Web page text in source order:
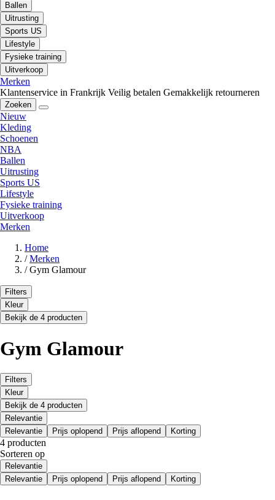
Ballen
Uitrusting
Sports US
Lifestyle
Fysieke training
Uitverkoop
Merken
Klantenservice in Frankrijk Veilig betalen Gemakkelijk retourneren
Zoeken
Nieuw
Kleding
Schoenen
NBA
Ballen
Uitrusting
Sports US
Lifestyle
Fysieke training
Uitverkoop
Merken
Home
/ Merken
/ Gym Glamour
Filters
Kleur
Bekijk de 4 producten
Gym Glamour
Filters
Kleur
Bekijk de 4 producten
Relevantie
Relevantie
Prijs oplopend Prijs aflopend Korting
4 producten
Sorteren op
Relevantie
Relevantie
Prijs oplopend Prijs aflopend Korting